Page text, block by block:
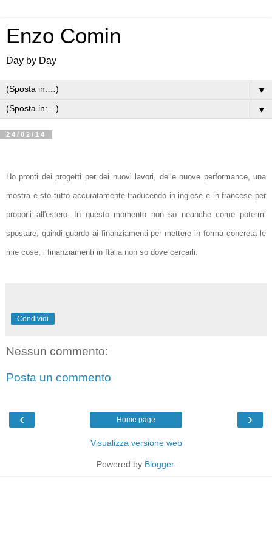
Enzo Comin
Day by Day
▼
▼
24/02/14
Ho pronti dei progetti per dei nuovi lavori, delle nuove performance, una
mostra e sto tutto accuratamente traducendo in inglese e in francese per
proporli all'estero. In questo momento non so neanche come potermi
spostare, quindi guardo ai finanziamenti per mettere in forma concreta le
mie cose; i finanziamenti in Italia non so dove cercarli.
Condividi
Nessun commento:
Posta un commento
‹ ›
Home page
Visualizza versione web
Powered by Blogger.